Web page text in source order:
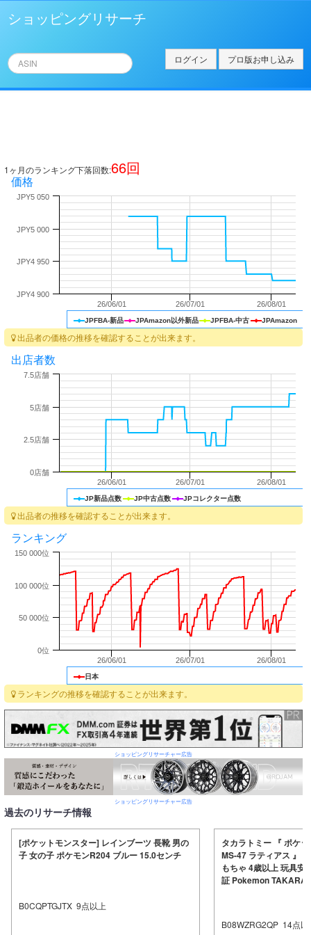
ショッピングリサーチ
ログイン プロ版お申し込み
1ヶ月のランキング下落回数:66回
価格
JPFBA-新品 JPAmazon以外新品 JPFBA-中古 JPAmazon
26/06/01 26/07/01 26/08/01
JPY4 900
JPY4 950
JPY5 000
JPY5 050
出品者の価格の推移を確認することが出来ます。
出店者数
JP新品点数 JP中古点数 JPコレクター点数
26/06/01 26/07/01 26/08/01
0店舗
2.5店舗
5店舗
7.5店舗
出品者の推移を確認することが出来ます。
ランキング
日本
26/06/01 26/07/01 26/08/01
0位
50 000位
100 000位
150 000位
ランキングの推移を確認することが出来ます。
ショッピングリサーチャー広告
ショッピングリサーチャー広告
過去のリサーチ情報
[ポケットモンスター] レインブーツ 長靴 男の
子 女の子 ポケモンR204 ブルー 15.0センチ
B0CQPTGJTX 9点以上
タカラトミー 『 ポケ
MS-47 ラティアス 』
もちゃ 4歳以上 玩具安
証 Pokemon TAKARA
B08WZRG2QP 14点